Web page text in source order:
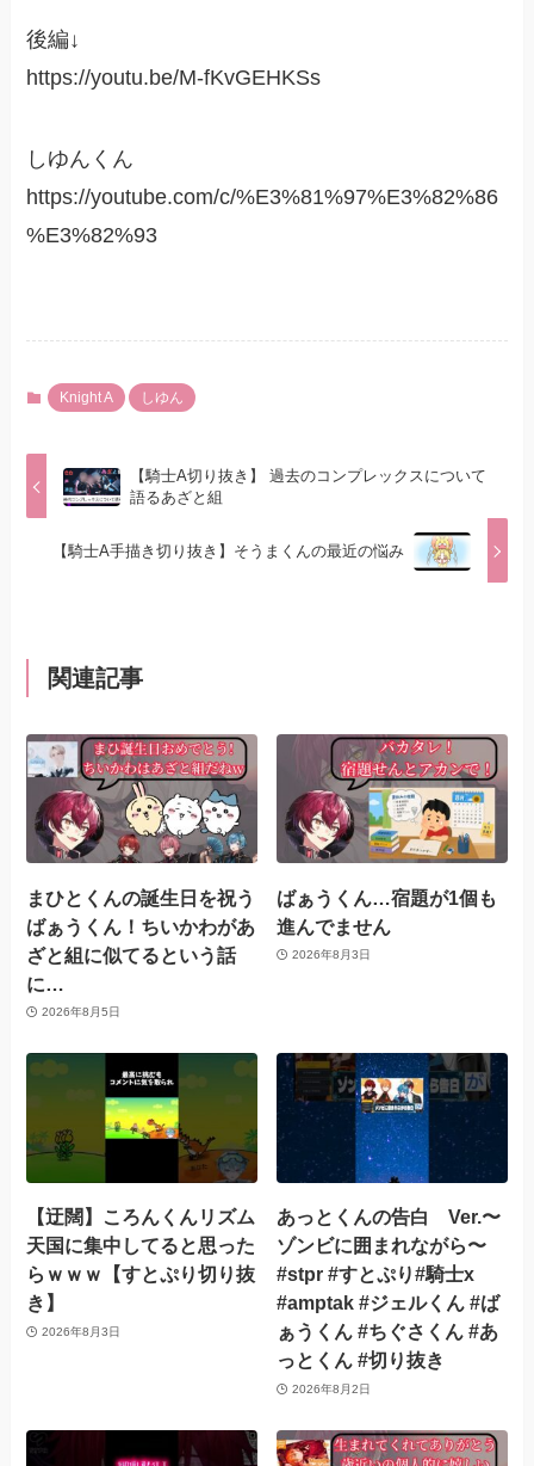
後編↓
https://youtu.be/M-fKvGEHKSs
しゆんくん
https://youtube.com/c/%E3%81%97%E3%82%86
%E3%82%93
Knight A しゆん
【騎士A切り抜き】 過去のコンプレックスについて
語るあざと組
【騎士A手描き切り抜き】そうまくんの最近の悩み
関連記事
まひとくんの誕生日を祝う
ばぁうくん！ちいかわがあ
ざと組に似てるという話
に…
2026年8月5日
ばぁうくん…宿題が1個も
進んでません
2026年8月3日
【迂闊】ころんくんリズム
天国に集中してると思った
らｗｗｗ【すとぷり切り抜
き】
2026年8月3日
あっとくんの告白 Ver.〜
ゾンビに囲まれながら〜
#stpr #すとぷり#騎士x
#amptak #ジェルくん #ば
ぁうくん #ちぐさくん #あ
っとくん #切り抜き
2026年8月2日